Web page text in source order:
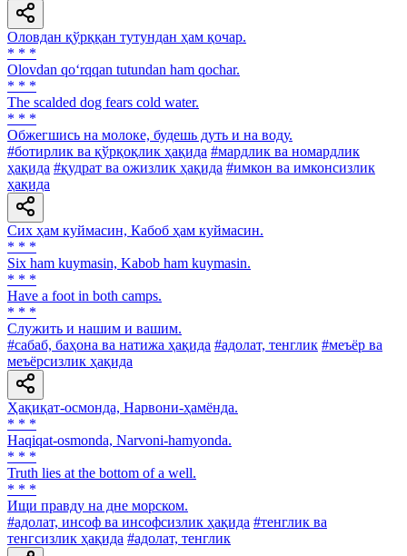
Оловдан қўрққан тутундан ҳам қочар.
* * *
Olovdan qo‘rqqan tutundan ham qochar.
* * *
The scalded dog fears cold water.
* * *
Обжегшись на молоке, будешь дуть и на воду.
#ботирлик ва қўрқоқлик ҳақида #мардлик ва номардлик
ҳақида #қудрат ва ожизлик ҳақида #имкон ва имконсизлик
ҳақида
Сих ҳам куймасин, Кабоб ҳам куймасин.
* * *
Six ham kuymasin, Kabob ham kuymasin.
* * *
Have a foot in both camps.
* * *
Служить и нашим и вашим.
#сабаб, баҳона ва натижа ҳақида #адолат, тенглик #меъёр ва
меъёрсизлик ҳақида
Ҳақиқат-осмонда, Нарвони-ҳамёнда.
* * *
Haqiqat-osmonda, Narvoni-hamyonda.
* * *
Truth lies at the bottom of a well.
* * *
Ищи правду на дне морском.
#адолат, инсоф ва инсофсизлик ҳақида #тенглик ва
тенгсизлик ҳақида #адолат, тенглик